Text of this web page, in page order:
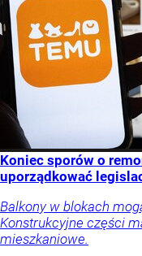
Koniec sporów o
uporządkować
Balkony w blokach
Konstrukcyjne części
mieszkaniowe.